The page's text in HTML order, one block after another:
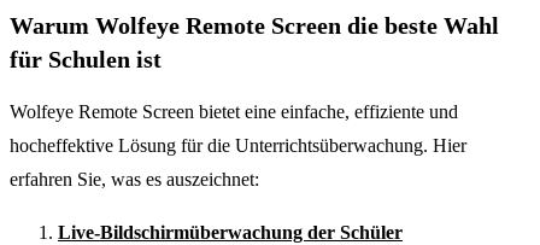
Warum Wolfeye Remote Screen die beste Wahl
für Schulen ist
Wolfeye Remote Screen bietet eine einfache, effiziente und
hocheffektive Lösung für die Unterrichtsüberwachung. Hier
erfahren Sie, was es auszeichnet:
Live-Bildschirmüberwachung der Schüler